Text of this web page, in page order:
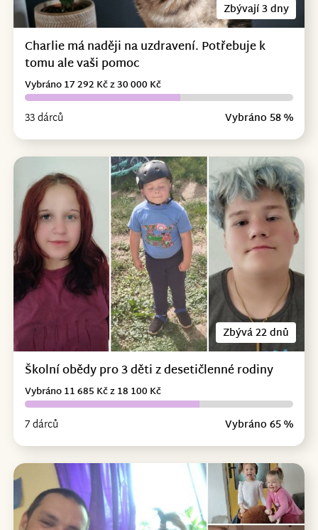
Zbývají 3 dny
Charlie má naději na uzdravení. Potřebuje k
tomu ale vaši pomoc
33 dárců Vybráno 58 %
Vybráno 17 292 Kč z 30 000 Kč
Zbývá 22 dnů
Školní obědy pro 3 děti z desetičlenné rodiny
7 dárců Vybráno 65 %
Vybráno 11 685 Kč z 18 100 Kč